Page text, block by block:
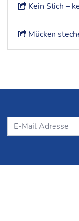
Mücken